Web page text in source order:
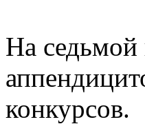
На седьмой
конкурсов.